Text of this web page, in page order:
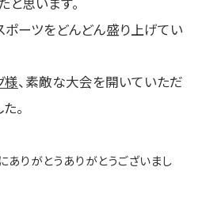
ント FAQ
ータ
ーツをどんどん盛り上げてい
様、素敵な大会を開いていただ
。
ありがとうありがとうございまし